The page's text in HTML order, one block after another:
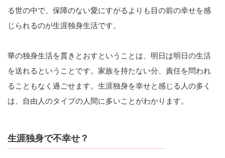
る世の中で、保障のない愛にすがるよりも目の前の幸せを感
じられるのが生涯独身生活です。
華の独身生活を貫きとおすということは、明日は明日の生活
を送れるということです。家族を持たない分、責任を問われ
ることもなく過ごせます。生涯独身を幸せと感じる人の多く
は、自由人のタイプの人間に多いことがわかります。
生涯独身で不幸せ？